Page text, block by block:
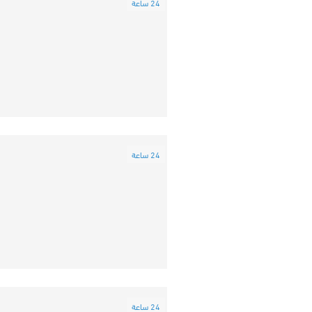
24 ساعة
24 ساعة